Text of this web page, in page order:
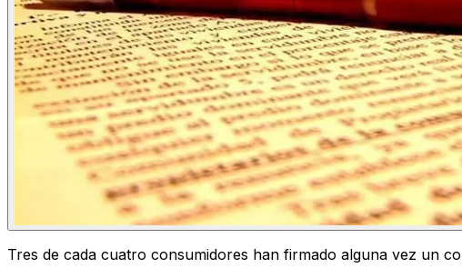
Tres de cada cuatro consumidores han firmado alguna vez un